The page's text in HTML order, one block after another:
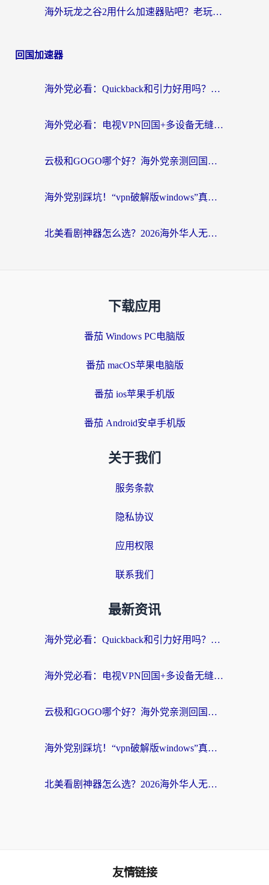
海外玩龙之谷2用什么加速器贴吧？老玩家实测推荐，附新加坡猎魂觉醒国外剑与远征加速攻略
回国加速器
海外党必看：Quickback和引力好用吗？3分钟搞懂回国加速器怎么选
海外党必看：电视VPN回国+多设备无缝访问国内资源的实用指南
云极和GOGO哪个好？海外党亲测回国加速器选择指南（附iOS免费&Windows VPN实用技巧）
海外党别踩坑！“vpn破解版windows”真的能用？教你选对回国加速器无缝刷国内资源
北美看剧神器怎么选？2026海外华人无缝访问国内资源全攻略
下载应用
番茄 Windows PC电脑版
番茄 macOS苹果电脑版
番茄 ios苹果手机版
番茄 Android安卓手机版
关于我们
服务条款
隐私协议
应用权限
联系我们
最新资讯
海外党必看：Quickback和引力好用吗？3分钟搞懂回国加速器怎么选
海外党必看：电视VPN回国+多设备无缝访问国内资源的实用指南
云极和GOGO哪个好？海外党亲测回国加速器选择指南（附iOS免费&Windows VPN实用技巧）
海外党别踩坑！“vpn破解版windows”真的能用？教你选对回国加速器无缝刷国内资源
北美看剧神器怎么选？2026海外华人无缝访问国内资源全攻略
友情链接